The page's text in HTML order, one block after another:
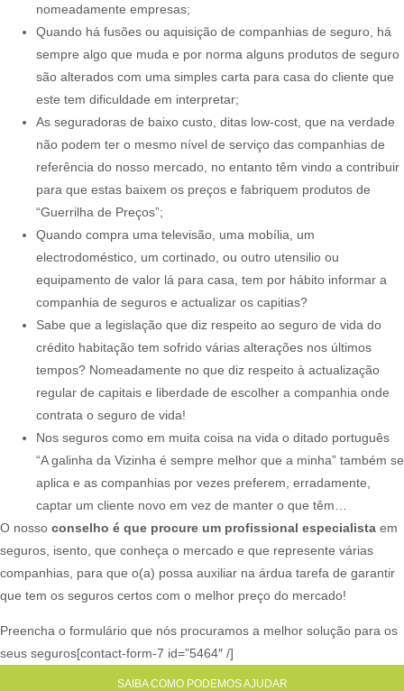
nomeadamente empresas;
Quando há fusões ou aquisição de companhias de seguro, há
sempre algo que muda e por norma alguns produtos de seguro
são alterados com uma simples carta para casa do cliente que
este tem dificuldade em interpretar;
As seguradoras de baixo custo, ditas low-cost, que na verdade
não podem ter o mesmo nível de serviço das companhias de
referência do nosso mercado, no entanto têm vindo a contribuir
para que estas baixem os preços e fabriquem produtos de
“Guerrilha de Preços”;
Quando compra uma televisão, uma mobília, um
electrodoméstico, um cortinado, ou outro utensilio ou
equipamento de valor lá para casa, tem por hábito informar a
companhia de seguros e actualizar os capitias?
Sabe que a legislação que diz respeito ao seguro de vida do
crédito habitação tem sofrido várias alterações nos últimos
tempos? Nomeadamente no que diz respeito à actualização
regular de capitais e liberdade de escolher a companhia onde
contrata o seguro de vida!
Nos seguros como em muita coisa na vida o ditado português
“A galinha da Vizinha é sempre melhor que a minha” também se
aplica e as companhias por vezes preferem, erradamente,
captar um cliente novo em vez de manter o que têm…
O nosso conselho é que procure um profissional especialista em
seguros, isento, que conheça o mercado e que represente várias
companhias, para que o(a) possa auxiliar na árdua tarefa de garantir
que tem os seguros certos com o melhor preço do mercado!​
Preencha o formulário que nós procuramos a melhor solução para os
seus seguros[contact-form-7 id=”5464″ /]
SAIBA COMO PODEMOS AJUDAR